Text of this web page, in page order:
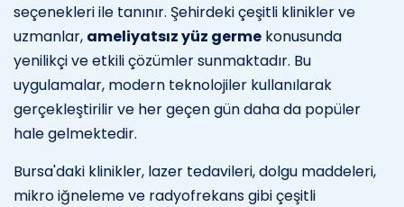
seçenekleri ile tanınır. Şehirdeki çeşitli klinikler ve
uzmanlar, ameliyatsız yüz germe konusunda
yenilikçi ve etkili çözümler sunmaktadır. Bu
uygulamalar, modern teknolojiler kullanılarak
gerçekleştirilir ve her geçen gün daha da popüler
hale gelmektedir.
Bursa'daki klinikler, lazer tedavileri, dolgu maddeleri,
mikro iğneleme ve radyofrekans gibi çeşitli